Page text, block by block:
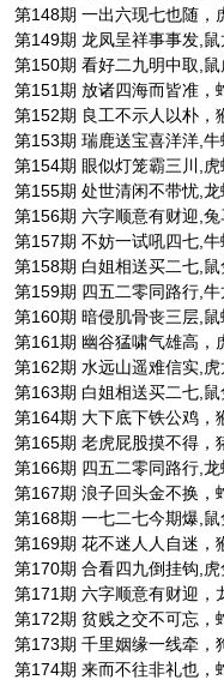
第148期 一出六现七也随，
第149期 龙凤呈祥事事发,
第150期 看好二九明中取,
第151期 放诸四海而皆准，
第152期 良工不示人以朴，
第153期 瑞鹿送宝喜洋洋,
第154期 眼似灯笼霸三川,
第155期 处世清闲不带忧,
第156期 六字顺意有财迎,
第157期 不妨一试吼四七,
第158期 白姐相送买二七,
第159期 四五二零同路行,
第160期 暗侵肌骨丧三层,
第161期 幽谷猛啸气雄高，
第162期 水远山遥难信实,
第163期 白姐相送买二七,
第164期 大下底下铁公鸡，
第165期 老虎屁股摸不得，
第166期 四五二零同路行,
第167期 浪子回头金不换，
第168期 一七二七今期爆,
第169期 花不迷人人自迷，
第170期 合看四九倒挂钩,
第171期 六字顺意有财迎，
第172期 贫贱之交不可忘，
第173期 千里姻缘一线牵，
第174期 来而不往非礼也，